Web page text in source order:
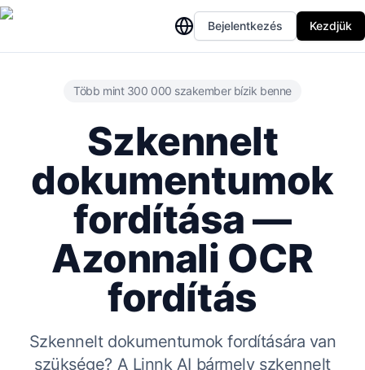
Bejelentkezés Kezdjük
Több mint 300 000 szakember bízik benne
Szkennelt
dokumentumok
fordítása —
Azonnali OCR
fordítás
Szkennelt dokumentumok fordítására van
szüksége? A Linnk AI bármely szkennelt